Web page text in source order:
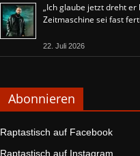
„Ich glaube jetzt dreht er
Zeitmaschine sei fast
22. Juli 2026
Abonnieren
Raptastisch auf Facebook
Raptastisch auf Instagram